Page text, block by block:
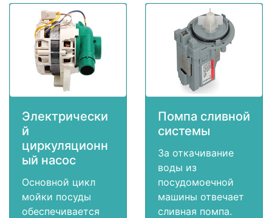
Электрически
й
циркуляционн
ый насос
Основной цикл
мойки посуды
обеспечивается
Помпа сливной
системы
За откачивание
воды из
посудомоечной
машины отвечает
сливная помпа.